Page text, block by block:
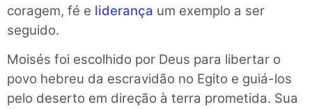
coragem, fé e liderança um exemplo a ser
seguido.
Moisés foi escolhido por Deus para libertar o
povo hebreu da escravidão no Egito e guiá-los
pelo deserto em direção à terra prometida. Sua